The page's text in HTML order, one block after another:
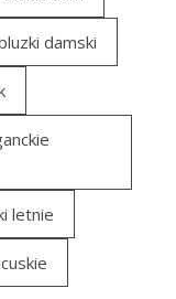
damski
letnie